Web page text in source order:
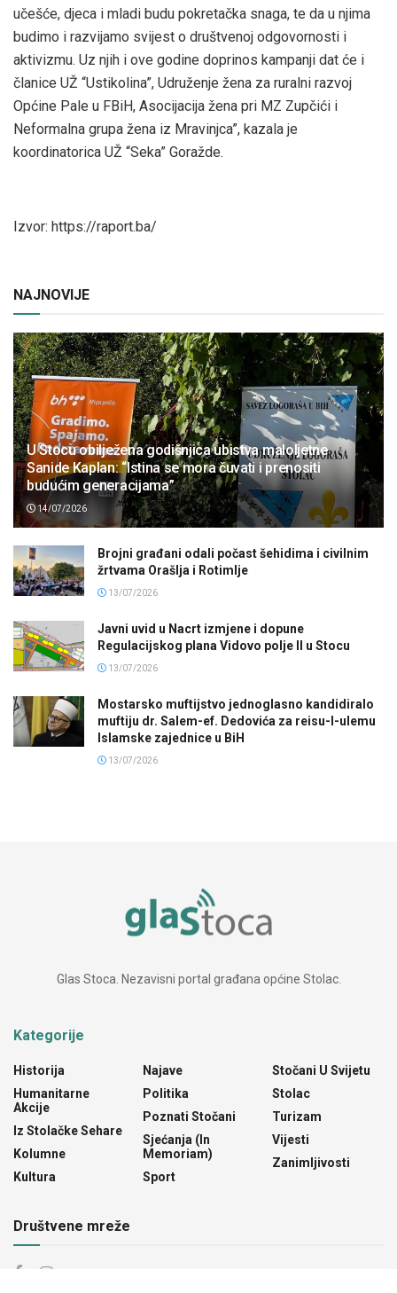
učešće, djeca i mladi budu pokretačka snaga, te da u njima
budimo i razvijamo svijest o društvenoj odgovornosti i
aktivizmu. Uz njih i ove godine doprinos kampanji dat će i
članice UŽ “Ustikolina”, Udruženje žena za ruralni razvoj
Općine Pale u FBiH, Asocijacija žena pri MZ Zupčići i
Neformalna grupa žena iz Mravinjca”, kazala je
koordinatorica UŽ “Seka” Goražde.
Izvor: https://raport.ba/
NAJNOVIJE
U Stocu obilježena godišnjica ubistva maloljetne
Sanide Kaplan: “Istina se mora čuvati i prenositi
budućim generacijama”
14/07/2026
Brojni građani odali počast šehidima i civilnim
žrtvama Orašlja i Rotimlje
13/07/2026
Javni uvid u Nacrt izmjene i dopune
Regulacijskog plana Vidovo polje II u Stocu
13/07/2026
Mostarsko muftijstvo jednoglasno kandidiralo
muftiju dr. Salem-ef. Dedovića za reisu-l-ulemu
Islamske zajednice u BiH
13/07/2026
Glas Stoca. Nezavisni portal građana općine Stolac.
Kategorije
Historija
Humanitarne
Akcije
Iz Stolačke Sehare
Kolumne
Kultura
Najave
Politika
Poznati Stočani
Sjećanja (In
Memoriam)
Sport
Stočani U Svijetu
Stolac
Turizam
Vijesti
Zanimljivosti
Društvene mreže